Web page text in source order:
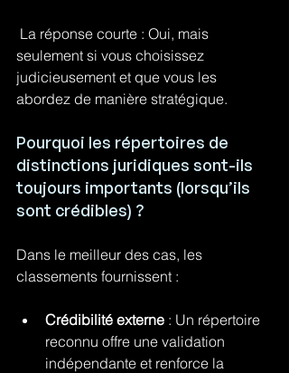
seulement si vous choisissez
judicieusement et que vous les
abordez de manière stratégique.
Pourquoi les répertoires de
distinctions juridiques sont-ils
toujours importants (lorsqu’ils
sont crédibles) ?
Dans le meilleur des cas, les
classements fournissent :
Crédibilité externe : Un répertoire
reconnu offre une validation
indépendante et renforce la